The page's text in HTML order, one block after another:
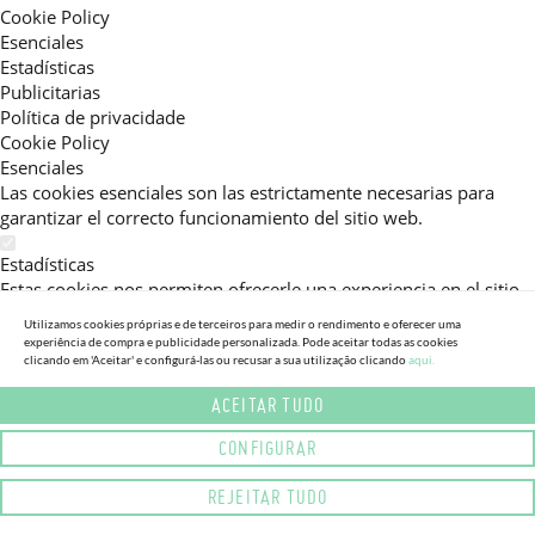
Cookie Policy
Esenciales
Estadísticas
Publicitarias
Política de privacidade
Cookie Policy
Esenciales
Las cookies esenciales son las estrictamente necesarias para
garantizar el correcto funcionamiento del sitio web.
Estadísticas
Estas cookies nos permiten ofrecerle una experiencia en el sitio
adaptada a su navegación (recomendaciones de producto
personalizadas, énfasis en categorías frecuentemente
consultadas, etc).Al activar esta cookie, nos ayuda a mejorar aún
más su experiencia.
Publicitarias
Estas cookies permiten a nuestros socios publicitarios enviarle
mensajes específicos y personalizados.
Utilizamos cookies próprias e de terceiros para medir o rendimento e oferecer uma
experiência de compra e publicidade personalizada. Pode aceitar todas as cookies
clicando em 'Aceitar' e configurá-las ou recusar a sua utilização clicandoaqui.
ACEITAR TUDO
CONFIGURAR
REJEITAR TUDO